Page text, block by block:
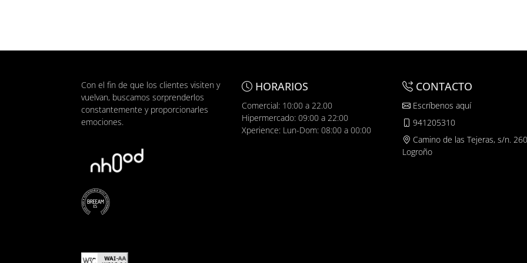
Con el fin de que los clientes visiten y
vuelvan, buscamos sorprenderlos
constantemente y proporcionarles
emociones.
HORARIOS
Comercial: 10:00 a 22.00
Hipermercado: 09:00 a 22:00
Xperience: Lun-Dom: 08:00 a 00:00
CONTACTO
Escríbenos aquí
941205310
Camino de las Tejeras, s/n.
Logroño